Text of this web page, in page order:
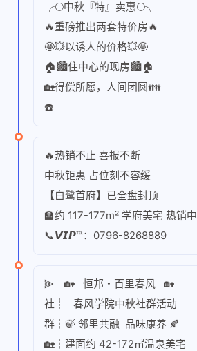
╭🌕中秋『特』卖惠🌕╮
🔥重磅推出两套特价房🔥
🤩💥以诱人的价格💥🤩
🏠🏙住中心的现房🏙🏠
🏡得偿所愿，人间团圆👪
☎️
🔥热销不止 喜报不断
中秋钜惠 占位刻不容缓
【白鹭首府】已全盘封顶
🏫约 117-177m² 学府美宅 热销中
📞𝙑𝙄𝙋℡：0796-8268889
⫸┊🏡 恒邦・百里春风 🏡
社┊ 春风学院中秋社群活动
群┆🍃 邻里共融 品味康养 🍂
🏡┆建面约 42-172㎡温泉美宅